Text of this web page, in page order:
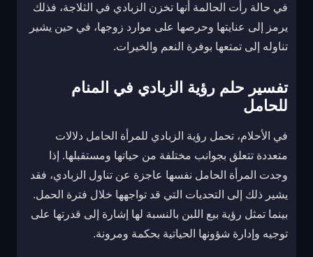
في حالة رأت الحالمة أنها تخزن الزبادي في الثلاجة، فذلك
يرمز إلى عنايتها وحرصها على موارد زوجها، في حين يشير
تناوله إلى تمتعها بوفرة النعم والخيرات.
تفسير حلم رؤية الزبادي في المنام
للحامل
في الأحلام، تحمل رؤية الزبادي للمرأة الحامل دلالات
متعددة تتعلق بجوانب مختلفة من حياتها ومستقبلها. إذا
وجدت المرأة الحامل نفسها عاجزة عن تناول الزبادي، فقد
يشير ذلك إلى التحديات التي قد تواجهها خلال فترة الحمل.
بينما تمثل رؤية بيع اللبن بالنسبة لها إشارة إلى قدرتها على
توجيه وإدارة شؤونها الحياتية بحكمة ومرونة.